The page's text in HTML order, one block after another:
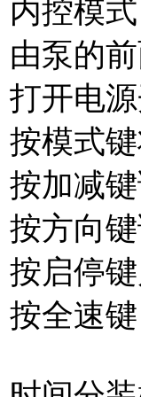
内控模
由泵的
打开电
按模式
按加减
按方向
按启停
按全速